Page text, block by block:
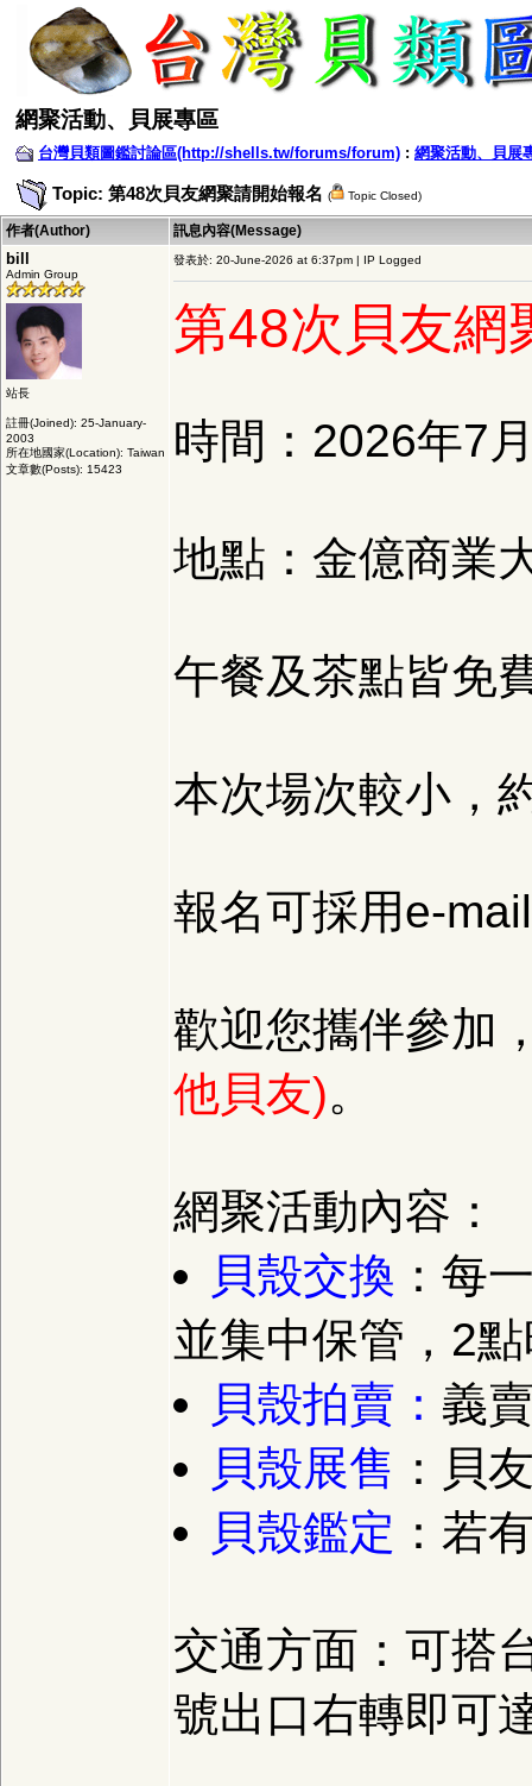
網聚活動、貝展專區
台灣貝類圖鑑討論區(http://shells.tw/forums/forum) : 網聚活動、貝展
Topic: 第48次貝友網聚請開始報名 ( Topic Closed)
作者(Author) 訊息內容(Message)
bill
Admin Group
站長
註冊(Joined): 25-January-
2003
所在地國家(Location): Taiwan
文章數(Posts): 15423
發表於: 20-June-2026 at 6:37pm | IP Logged
第48次貝友網
時間：2026年7
地點：金億商業
午餐及茶點皆免
本次場次較小，
報名可採用e-
歡迎您攜伴參加
他貝友)。
網聚活動內容：
貝殼交換 ：每
並集中保管，2
貝殼拍賣： 義
貝殼展售 ：貝
貝殼鑑定 ：若
交通方面：可搭
號出口右轉即可